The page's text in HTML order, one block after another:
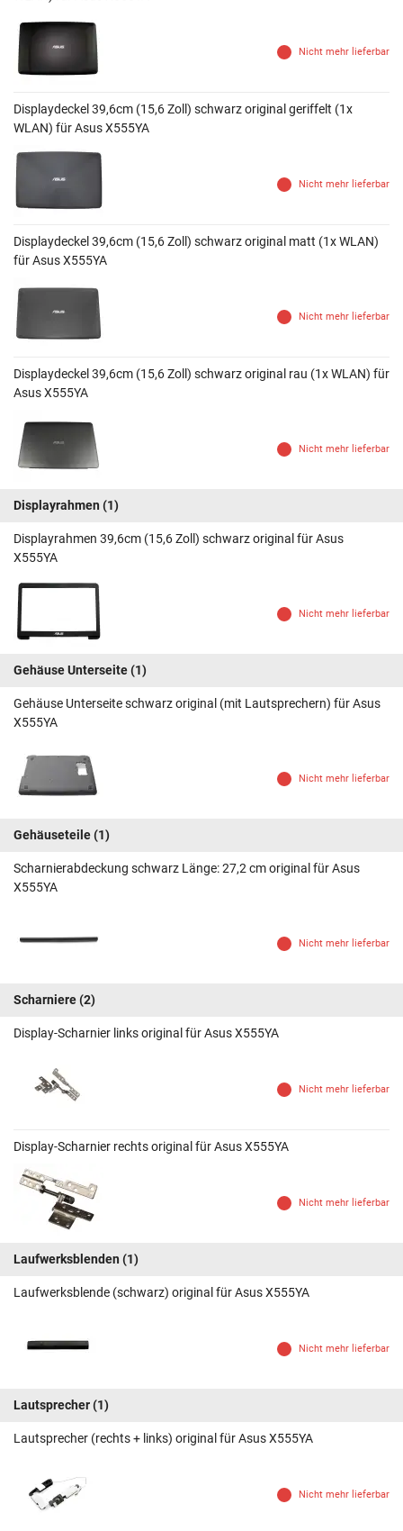
Nicht mehr lieferbar
Displaydeckel 39,6cm (15,6 Zoll) schwarz original geriffelt (1x
WLAN) für Asus X555YA
Nicht mehr lieferbar
Displaydeckel 39,6cm (15,6 Zoll) schwarz original matt (1x WLAN)
für Asus X555YA
Nicht mehr lieferbar
Displaydeckel 39,6cm (15,6 Zoll) schwarz original rau (1x WLAN) für
Asus X555YA
Nicht mehr lieferbar
Displayrahmen (1)
Displayrahmen 39,6cm (15,6 Zoll) schwarz original für Asus
X555YA
Nicht mehr lieferbar
Gehäuse Unterseite(1)
Gehäuse Unterseite schwarz original (mit Lautsprechern) für Asus
X555YA
Nicht mehr lieferbar
Gehäuseteile(1)
Scharnierabdeckung schwarz Länge: 27,2 cm original für Asus
X555YA
Nicht mehr lieferbar
Scharniere(2)
Display-Scharnier links original für Asus X555YA
Nicht mehr lieferbar
Display-Scharnier rechts original für Asus X555YA
Nicht mehr lieferbar
Laufwerksblenden (1)
Laufwerksblende (schwarz) original für Asus X555YA
Nicht mehr lieferbar
Lautsprecher(1)
Lautsprecher (rechts + links) original für Asus X555YA
Nicht mehr lieferbar